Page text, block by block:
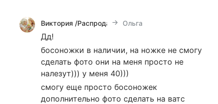
Виктория /Распродажа Итальянской обуви!!!/
Ольга
Дд!
босоножки в наличии, на ножке не смогу
сделать фото они на меня просто не
налезут))) у меня 40)))
смогу еще просто босоножек
дополнительно фото сделать на ватс